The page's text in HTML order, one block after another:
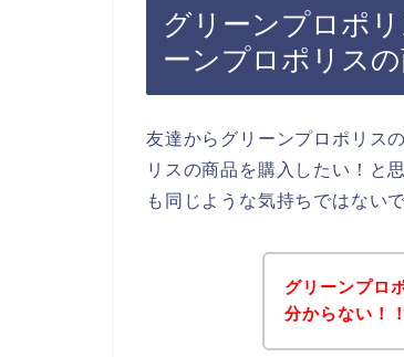
グリーンプロポ
ーンプロポリス
友達からグリーンプロポリス
リスの商品を購入したい！と
も同じような気持ちではない
グリーンプロ
分からない！！